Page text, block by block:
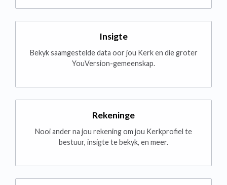
Insigte
Bekyk saamgestelde data oor jou Kerk en die groter
YouVersion-gemeenskap.
Rekeninge
Nooi ander na jou rekening om jou Kerkprofiel te
bestuur, insigte te bekyk, en meer.